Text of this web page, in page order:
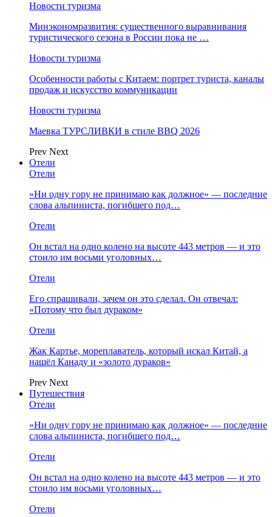
Новости туризма
Минэкономразвития: существенного выравнивания
туристического сезона в России пока не …
Новости туризма
Особенности работы с Китаем: портрет туриста, каналы
продаж и искусство коммуникации
Новости туризма
Маевка ТУРСЛИВКИ в стиле BBQ 2026
Prev Next
Отели
Отели
«Ни одну гору не принимаю как должное» — последние
слова альпиниста, погибшего под…
Отели
Он встал на одно колено на высоте 443 метров — и это
стоило им восьми уголовных…
Отели
Его спрашивали, зачем он это сделал. Он отвечал:
«Потому что был дураком»
Отели
Жак Картье, мореплаватель, который искал Китай, а
нашёл Канаду и «золото дураков»
Prev Next
Путешествия
Отели
«Ни одну гору не принимаю как должное» — последние
слова альпиниста, погибшего под…
Отели
Он встал на одно колено на высоте 443 метров — и это
стоило им восьми уголовных…
Отели